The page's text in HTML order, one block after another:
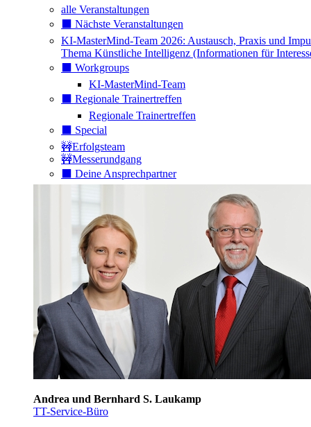
alle Veranstaltungen
⬛️ Nächste Veranstaltungen
KI-MasterMind-Team 2026: Austausch, Praxis und
Thema Künstliche Intelligenz (Informationen für
⬛️ Workgroups
KI-MasterMind-Team
⬛️ Regionale Trainertreffen
Regionale Trainertreffen
⬛️ Special
🚧Erfolgsteam
🚧Messerundgang
⬛️ Deine Ansprechpartner
Andrea und Bernhard S. Laukamp
TT-Service-Büro